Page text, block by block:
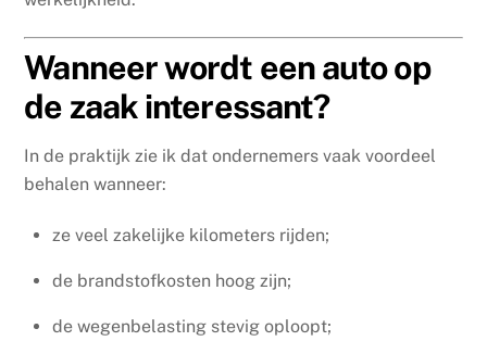
Wanneer wordt een auto op
de zaak interessant?
In de praktijk zie ik dat ondernemers vaak voordeel
behalen wanneer:
ze veel zakelijke kilometers rijden;
de brandstofkosten hoog zijn;
de wegenbelasting stevig oploopt;